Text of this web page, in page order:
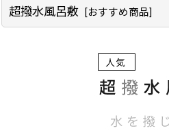
超撥水風呂敷 [おすすめ商品]